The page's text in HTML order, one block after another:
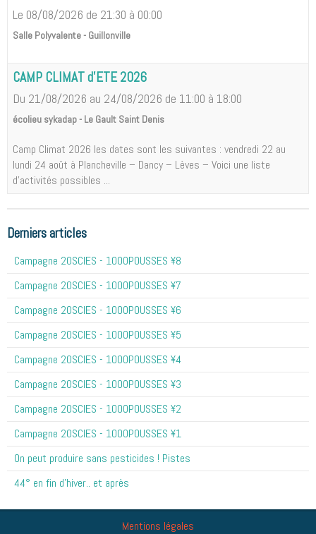
Le 08/08/2026 de 21:30 à 00:00
Salle Polyvalente - Guillonville
CAMP CLIMAT d'ETE 2026
Du 21/08/2026 au 24/08/2026 de 11:00 à 18:00
écolieu sykadap - Le Gault Saint Denis
Camp Climat 2026 les dates sont les suivantes : vendredi 22 au
lundi 24 août à Plancheville – Dancy – Lèves – Voici une liste
d'activités possibles ...
Derniers articles
Campagne 20SCIES - 1OOOPOUSSES ¥8
Campagne 20SCIES - 1OOOPOUSSES ¥7
Campagne 20SCIES - 1OOOPOUSSES ¥6
Campagne 20SCIES - 1OOOPOUSSES ¥5
Campagne 20SCIES - 1OOOPOUSSES ¥4
Campagne 20SCIES - 1OOOPOUSSES ¥3
Campagne 20SCIES - 1OOOPOUSSES ¥2
Campagne 20SCIES - 1OOOPOUSSES ¥1
On peut produire sans pesticides ! Pistes
44° en fin d'hiver.. et après
Mentions légales